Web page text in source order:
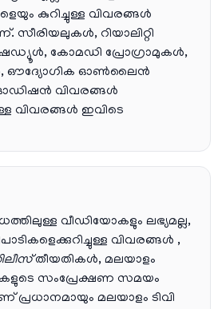
കുറിച്ചുള്ള വിവരങ്ങൾ
റിയാലിറ്റി
കോമഡി പ്രോഗ്രാമുകൾ,
ഔദ്യോഗിക ഓൺലൈൻ
ഓഡിഷൻ വിവരങ്ങൾ
വിവരങ്ങൾ ഇവിടെ
വീഡിയോകളും ലഭ്യമല്ല,
വിവരങ്ങള്‍ ,
തീയതികള്‍, മലയാളം
സംപ്രേക്ഷണ സമയം
പ്രധാനമായും മലയാളം ടിവി